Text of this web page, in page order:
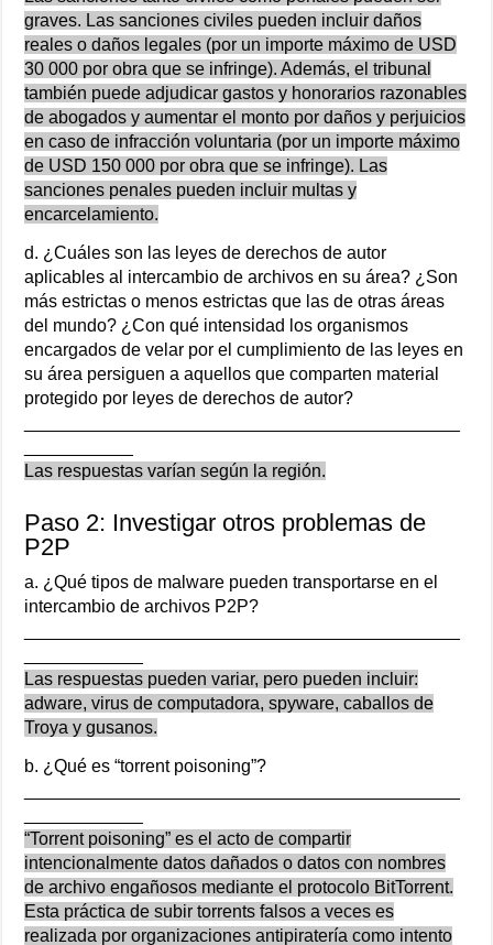
graves. Las sanciones civiles pueden incluir daños
reales o daños legales (por un importe máximo de USD
30 000 por obra que se infringe). Además, el tribunal
también puede adjudicar gastos y honorarios razonables
de abogados y aumentar el monto por daños y perjuicios
en caso de infracción voluntaria (por un importe máximo
de USD 150 000 por obra que se infringe). Las
sanciones penales pueden incluir multas y
encarcelamiento.
d. ¿Cuáles son las leyes de derechos de autor
aplicables al intercambio de archivos en su área? ¿Son
más estrictas o menos estrictas que las de otras áreas
del mundo? ¿Con qué intensidad los organismos
encargados de velar por el cumplimiento de las leyes en
su área persiguen a aquellos que comparten material
protegido por leyes de derechos de autor?
Las respuestas varían según la región.
Paso 2: Investigar otros problemas de
P2P
a. ¿Qué tipos de malware pueden transportarse en el
intercambio de archivos P2P?
Las respuestas pueden variar, pero pueden incluir:
adware, virus de computadora, spyware, caballos de
Troya y gusanos.
b. ¿Qué es “torrent poisoning”?
“Torrent poisoning” es el acto de compartir
intencionalmente datos dañados o datos con nombres
de archivo engañosos mediante el protocolo BitTorrent.
Esta práctica de subir torrents falsos a veces es
realizada por organizaciones antipiratería como intento